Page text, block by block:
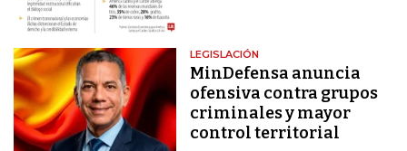
LEGISLACIÓN
MinDefensa anuncia
ofensiva contra grupos
criminales y mayor
control territorial